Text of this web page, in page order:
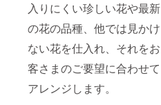
入りにくい珍しい花や最新
の花の品種、他では見かけ
ない花を仕入れ、それをお
客さまのご要望に合わせて
アレンジします。